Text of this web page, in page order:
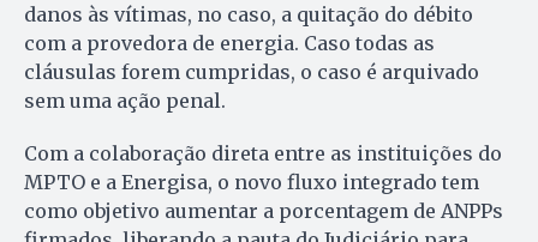
danos às vítimas, no caso, a quitação do débito
com a provedora de energia. Caso todas as
cláusulas forem cumpridas, o caso é arquivado
sem uma ação penal.
Com a colaboração direta entre as instituições do
MPTO e a Energisa, o novo fluxo integrado tem
como objetivo aumentar a porcentagem de ANPPs